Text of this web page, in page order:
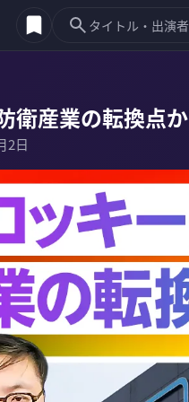
衛産業の転換点か
2日